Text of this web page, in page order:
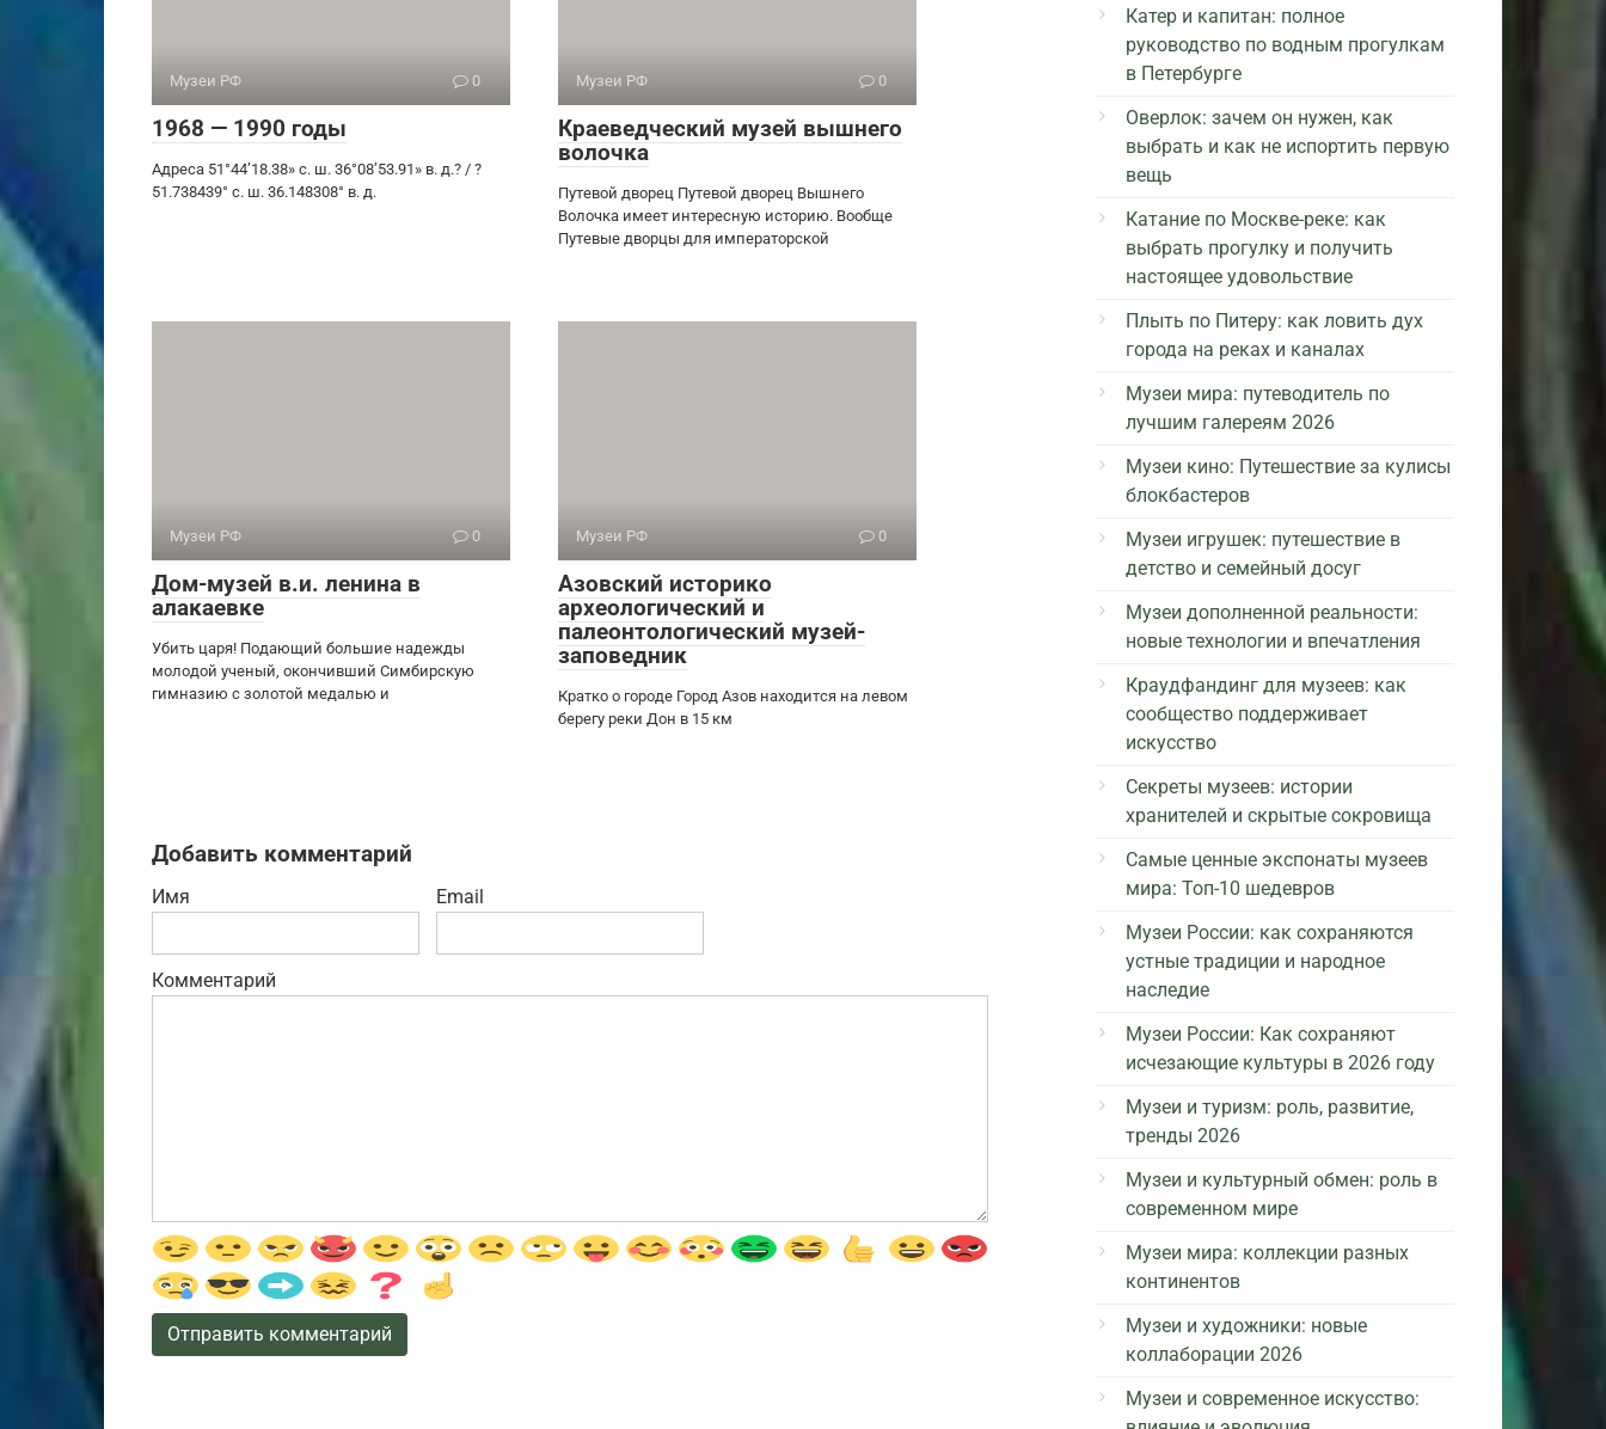
Музеи РФ 0
1968 — 1990 годы
Адреса 51°44’18.38» с. ш. 36°08’53.91» в. д.? / ?
51.738439° с. ш. 36.148308° в. д.
Музеи РФ 0
Краеведческий музей вышнего
волочка
Путевой дворец Путевой дворец Вышнего
Волочка имеет интересную историю. Вообще
Путевые дворцы для императорской
Музеи РФ 0
Дом-музей в.и. ленина в
алакаевке
Убить царя! Подающий большие надежды
молодой ученый, окончивший Симбирскую
гимназию с золотой медалью и
Музеи РФ 0
Азовский историко
археологический и
палеонтологический музей-
заповедник
Кратко о городе Город Азов находится на левом
берегу реки Дон в 15 км
Добавить комментарий
Имя Email
Комментарий
Катер и капитан: полное
руководство по водным прогулкам
в Петербурге
Оверлок: зачем он нужен, как
выбрать и как не испортить первую
вещь
Катание по Москве-реке: как
выбрать прогулку и получить
настоящее удовольствие
Плыть по Питеру: как ловить дух
города на реках и каналах
Музеи мира: путеводитель по
лучшим галереям 2026
Музеи кино: Путешествие за кулисы
блокбастеров
Музеи игрушек: путешествие в
детство и семейный досуг
Музеи дополненной реальности:
новые технологии и впечатления
Краудфандинг для музеев: как
сообщество поддерживает
искусство
Секреты музеев: истории
хранителей и скрытые сокровища
Самые ценные экспонаты музеев
мира: Топ-10 шедевров
Музеи России: как сохраняются
устные традиции и народное
наследие
Музеи России: Как сохраняют
исчезающие культуры в 2026 году
Музеи и туризм: роль, развитие,
тренды 2026
Музеи и культурный обмен: роль в
современном мире
Музеи мира: коллекции разных
континентов
Музеи и художники: новые
коллаборации 2026
Музеи и современное искусство: